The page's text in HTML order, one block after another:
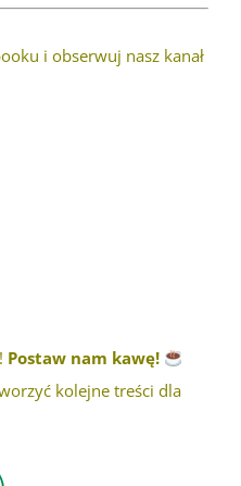
i obserwuj nasz kanał
Postaw nam kawę!
kolejne treści dla